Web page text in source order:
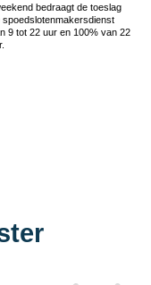
bedraagt de toeslag
spoedslotenmakersdienst
9 tot 22 uur en 100% van 22